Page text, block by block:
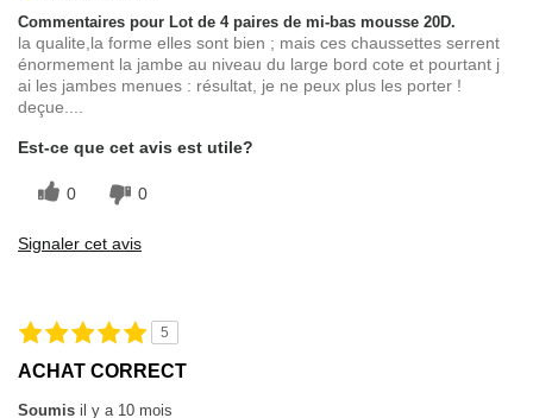
Commentaires pour Lot de 4 paires de mi-bas mousse 20D.
la qualite,la forme elles sont bien ; mais ces chaussettes serrent
énormement la jambe au niveau du large bord cote et pourtant j
ai les jambes menues : résultat, je ne peux plus les porter !
deçue....
Est-ce que cet avis est utile?
0 0
Signaler cet avis
5
ACHAT CORRECT
Soumis il y a 10 mois